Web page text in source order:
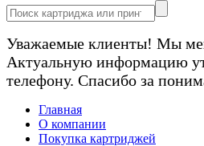
Уважаемые клиенты! Мы
Актуальную информацию
телефону. Спасибо за
Главная
О компании
Покупка картриджей